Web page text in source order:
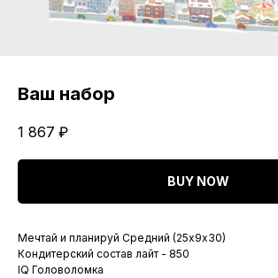
Ваш набор
1 867 ₽
BUY NOW
Мечтай и планируй Средний (25х9х30)
Кондитерский состав лайт - 850
IQ Головоломка